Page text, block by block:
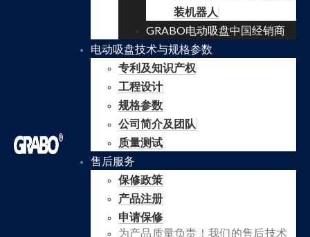
装机器人
GRABO电动吸盘中国经销商
电动吸盘技术与规格参数
专利及知识产权
工程设计
规格参数
公司简介及团队
质量测试
售后服务
保修政策
产品注册
申请保修
为产品质量负责！我们的售后技术